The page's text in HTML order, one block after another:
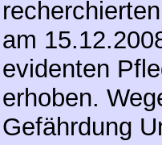
am
evidenten
erhoben.
Gefährdung